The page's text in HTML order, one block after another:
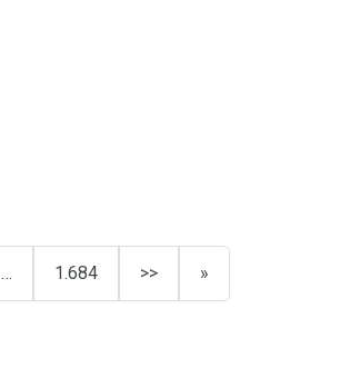
… 1.684 >> »